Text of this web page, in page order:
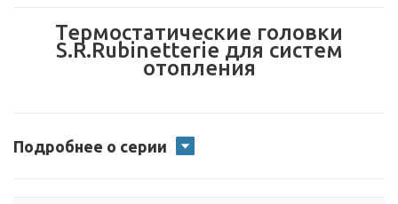
Термостатические головки
S.R.Rubinetterie для систем
отопления
Подробнее о серии